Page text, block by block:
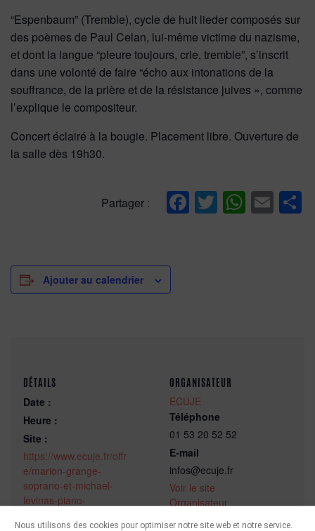
Nous utilisons des cookies pour optimiser notre site web et notre service.
“Espenbaum” (Tremble), cycle de huit lieder composés sur
des poèmes de Paul Celan, lui-même victime du nazisme,
et dont la langue “pleure toujours, crie, tremble”, s’inscrit
dans une volonté de faire “écho aux intonations de la
souffrance, de la prière et de la résistance juives », comme
l’explique le compositeur.
Concert éclairé à la bougie. Placement libre. Ouverture de
la salle dès 19h30.
Partager : Facebook
Twitter
Ajouter au calendrier
DÉTAILS
Date :
Heure :
Site :
https://www.ecuje.fr/offr
e/marion-grange-
soprano-et-michael-
levinas-piano-
ORGANISATEUR
ECUJE
Téléphone
01 53 20 52 52
E-mail
infos@ecuje.fr
Voir le site
Organisateur